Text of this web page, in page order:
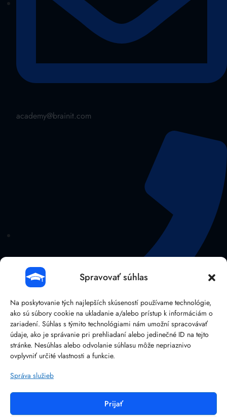
Spravovať súhlas
Na poskytovanie tých najlepších skúseností používame technológie,
ako sú súbory cookie na ukladanie a/alebo prístup k informáciám o
zariadení. Súhlas s týmito technológiami nám umožní spracovávať
údaje, ako je správanie pri prehliadaní alebo jedinečné ID na tejto
stránke. Nesúhlas alebo odvolanie súhlasu môže nepriaznivo
ovplyvniť určité vlastnosti a funkcie.
Správa služieb
Prijať
academy@brainit.com
041/38 107 14
BRAIN:IT – Reliable IT solutions.